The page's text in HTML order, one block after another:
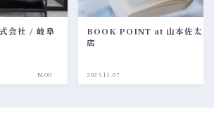
会社 / 岐阜
BLOG
BOOK POINT at 山本佐太郎
店
2023.11.07